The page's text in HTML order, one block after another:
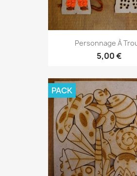
Personnage À
5,00 €
PACK